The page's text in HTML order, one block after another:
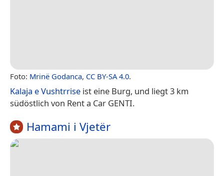
Foto: Mrinë Godanca, CC BY-SA 4.0.
Kalaja e Vushtrrise ist eine Burg, und liegt 3 km
südöstlich von Rent a Car GENTI.
Hamami i Vjetër